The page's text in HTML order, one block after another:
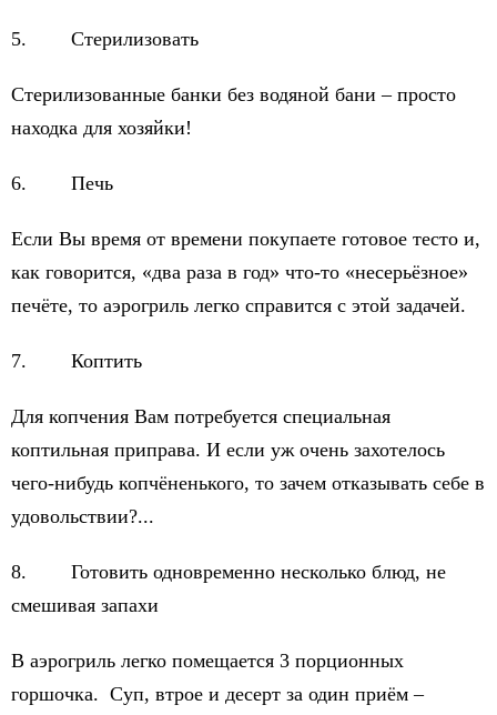
5. Стерилизовать
Стерилизованные банки без водяной бани – просто
находка для хозяйки!
6. Печь
Если Вы время от времени покупаете готовое тесто и,
как говорится, «два раза в год» что-то «несерьёзное»
печёте, то аэрогриль легко справится с этой задачей.
7. Коптить
Для копчения Вам потребуется специальная
коптильная приправа. И если уж очень захотелось
чего-нибудь копчёненького, то зачем отказывать себе в
удовольствии?...
8. Готовить одновременно несколько блюд, не
смешивая запахи
В аэрогриль легко помещается 3 порционных
горшочка. Суп, втрое и десерт за один приём –